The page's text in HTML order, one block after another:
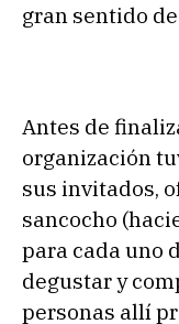
gran sentido
Antes de
organización
sus invitados,
sancocho
para cada uno
degustar y
personas allí